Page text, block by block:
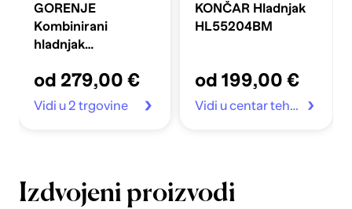
GORENJE
Kombinirani
hladnjak
od 279,00 €
Vidi u 2 trgovine
KONČAR Hladnjak
HL55204BM
od 199,00 €
Vidi u centar tehnike
Izdvojeni proizvodi